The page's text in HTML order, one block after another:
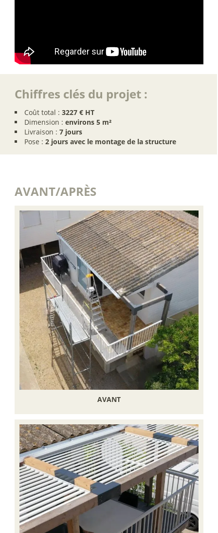
Chiffres clés du projet :
Coût total : 3227 € HT
Dimension : environs 5 m²
Livraison : 7 jours
Pose : 2 jours avec le montage de la structure
AVANT/APRÈS
AVANT